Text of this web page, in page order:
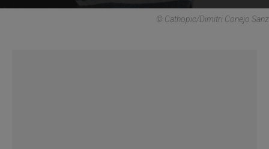
© Cathopic/Dimitri Conejo Sanz